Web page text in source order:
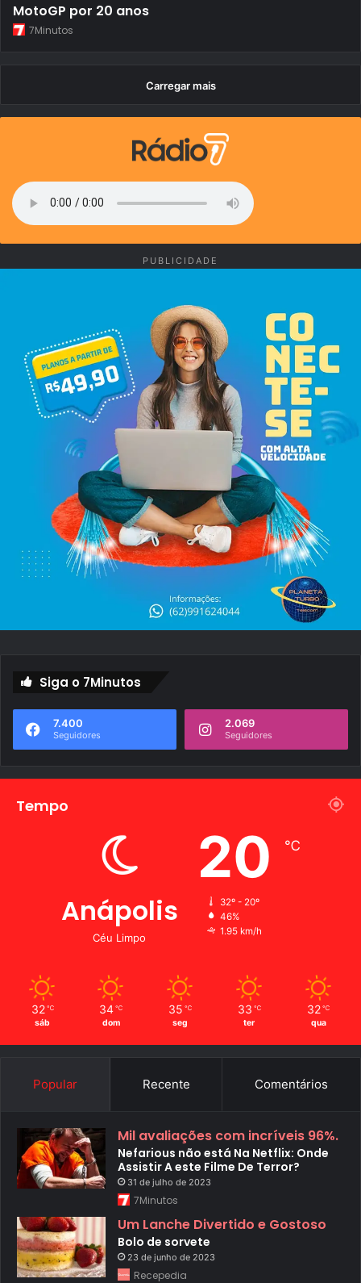
MotoGP por 20 anos
7Minutos
Carregar mais
PUBLICIDADE
Siga o 7Minutos
7.400
Seguidores
2.069
Seguidores
Tempo
Anápolis
Céu Limpo
20 ℃
32º - 20º
46%
1.95 km/h
32 ℃
sáb
34 ℃
dom
35 ℃
seg
33 ℃
ter
32 ℃
qua
Popular Recente Comentários
Mil avaliações com incríveis 96%.
Nefarious não está Na Netflix: Onde
Assistir A este Filme De Terror?
31 de julho de 2023
7Minutos
Um Lanche Divertido e Gostoso
Bolo de sorvete
23 de junho de 2023
Recepedia